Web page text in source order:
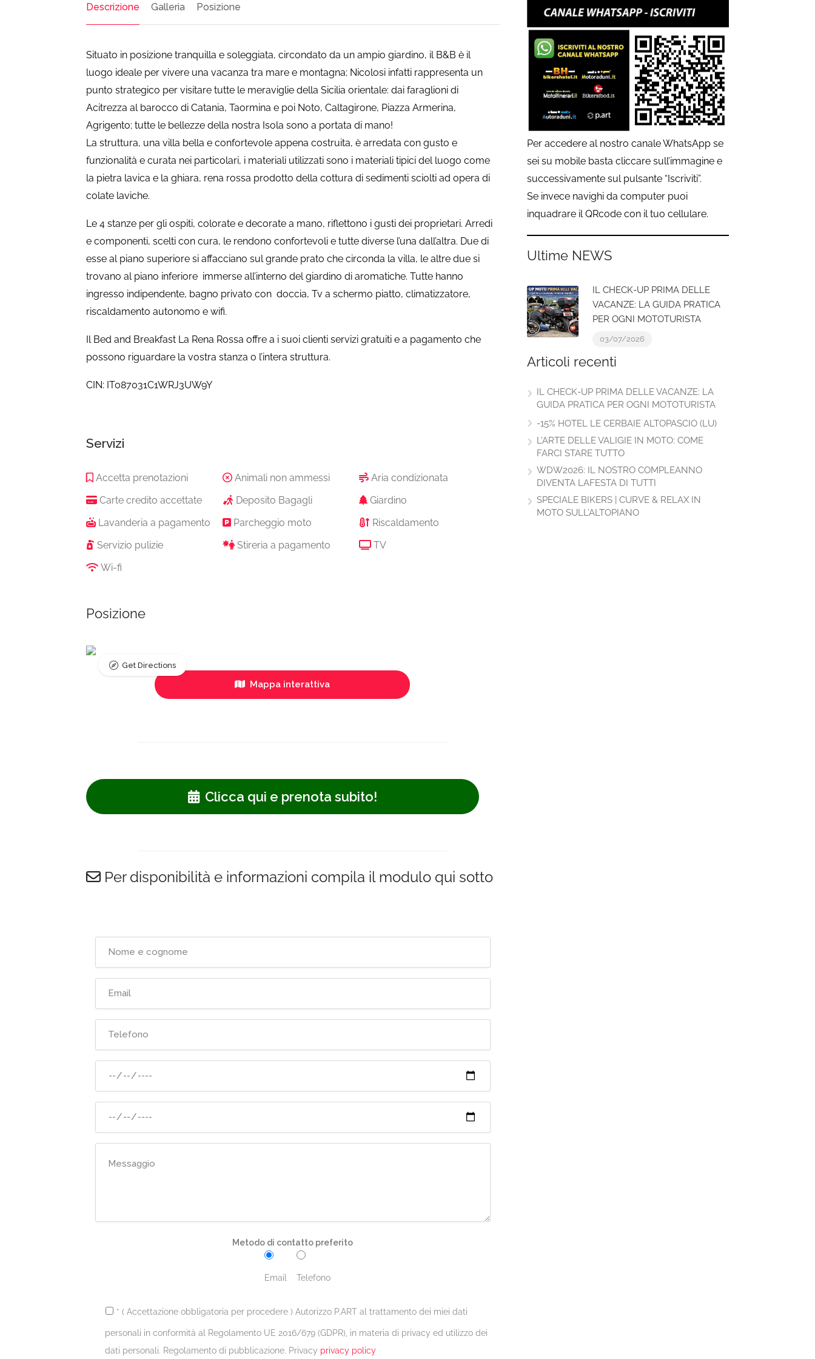
Descrizione Galleria Posizione
Situato in posizione tranquilla e soleggiata, circondato da un ampio giardino, il B&B è il
luogo ideale per vivere una vacanza tra mare e montagna; Nicolosi infatti rappresenta un
punto strategico per visitare tutte le meraviglie della Sicilia orientale: dai faraglioni di
Acitrezza al barocco di Catania, Taormina e poi Noto, Caltagirone, Piazza Armerina,
Agrigento; tutte le bellezze della nostra Isola sono a portata di mano!
La struttura, una villa bella e confortevole appena costruita, è arredata con gusto e
funzionalità e curata nei particolari, i materiali utilizzati sono i materiali tipici del luogo come
la pietra lavica e la ghiara, rena rossa prodotto della cottura di sedimenti sciolti ad opera di
colate laviche.
Le 4 stanze per gli ospiti, colorate e decorate a mano, riflettono i gusti dei proprietari. Arredi
e componenti, scelti con cura, le rendono confortevoli e tutte diverse l’una dall’altra. Due di
esse al piano superiore si affacciano sul grande prato che circonda la villa, le altre due si
trovano al piano inferiore immerse all’interno del giardino di aromatiche. Tutte hanno
ingresso indipendente, bagno privato con doccia, Tv a schermo piatto, climatizzatore,
riscaldamento autonomo e wifi.
Il Bed and Breakfast La Rena Rossa offre a i suoi clienti servizi gratuiti e a pagamento che
possono riguardare la vostra stanza o l’intera struttura.
CIN: IT087031C1WRJ3UW9Y
Servizi
Accetta prenotazioni Animali non ammessi
Aria condizionata
Carte credito accettate
Deposito Bagagli
Giardino
Lavanderia a pagamento
Parcheggio moto
Riscaldamento
Servizio pulizie
Stireria a pagamento
TV
Wi-fi
Posizione
Mappa interattiva
Get Directions
Clicca qui e prenota subito!
Per disponibilità e informazioni compila il modulo qui sotto
Metodo di contatto preferito
Email Telefono
* ( Accettazione obbligatoria per procedere ) Autorizzo P.ART al trattamento dei miei dati
personali in conformità al Regolamento UE 2016/679 (GDPR), in materia di privacy ed utilizzo dei
dati personali. Regolamento di pubblicazione. Privacy privacy policy
Per accedere al nostro canale WhatsApp se
sei su mobile basta cliccare sull’immagine e
successivamente sul pulsante “Iscriviti”.
Se invece navighi da computer puoi
inquadrare il QRcode con il tuo cellulare.
Ultime NEWS
IL CHECK-UP PRIMA DELLE
VACANZE: LA GUIDA PRATICA
PER OGNI MOTOTURISTA
03/07/2026
Articoli recenti
IL CHECK-UP PRIMA DELLE VACANZE: LA
GUIDA PRATICA PER OGNI MOTOTURISTA
-15% HOTEL LE CERBAIE ALTOPASCIO (LU)
L’ARTE DELLE VALIGIE IN MOTO: COME
FARCI STARE TUTTO
WDW2026: IL NOSTRO COMPLEANNO
DIVENTA LAFESTA DI TUTTI
SPECIALE BIKERS | CURVE & RELAX IN
MOTO SULL’ALTOPIANO